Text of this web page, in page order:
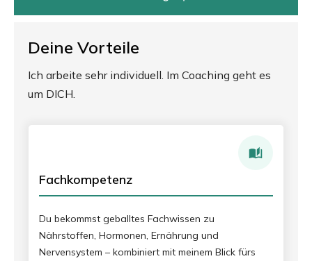
Deine Vorteile
Ich arbeite sehr individuell. Im Coaching geht es
um DICH.
Fachkompetenz
Du bekommst geballtes Fachwissen zu
Nährstoffen, Hormonen, Ernährung und
Nervensystem – kombiniert mit meinem Blick fürs